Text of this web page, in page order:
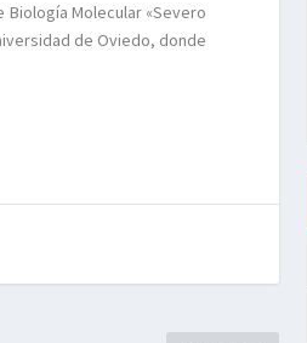
Molecular «Severo
de Oviedo, donde